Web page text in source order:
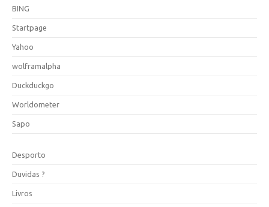
BING
Startpage
Yahoo
wolframalpha
Duckduckgo
Worldometer
Sapo
Desporto
Duvidas ?
Livros